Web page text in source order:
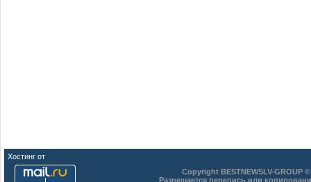
Хостинг от
Copyright BESTNEWSLV-GROUP
Разрешается перепись или